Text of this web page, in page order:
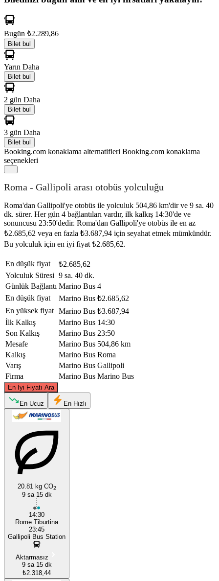
Bugün ₺2.289,86
Bilet bul
Yarın Daha
Bilet bul
2 gün Daha
Bilet bul
3 gün Daha
Bilet bul
Booking.com konaklama alternatifleri Booking.com konaklama
seçenekleri
Roma - Gallipoli arası otobüs yolculuğu
Roma'dan Gallipoli'ye otobüs ile yolculuk 504,86 km'dir ve 9 sa. 40
dk. sürer. Her gün 4 bağlantıları vardır, ilk kalkış 14:30'de ve
sonuncusu 23:50'dedir. Roma'dan Gallipoli'ye otobüs ile en az
₺2.685,62 veya en fazla ₺3.687,94 için seyahat etmek mümkündür.
Bu yolculuk için en iyi fiyat ₺2.685,62.
En düşük fiyat
₺2.685,62
Yolculuk Süresi 9 sa. 40 dk.
Günlük Bağlantı Marino Bus 4
En düşük fiyat
Marino Bus ₺2.685,62
En yüksek fiyat Marino Bus ₺3.687,94
İlk Kalkış
Marino Bus 14:30
Son Kalkış
Marino Bus 23:50
Mesafe
Marino Bus 504,86 km
Kalkış
Marino Bus Roma
Varış
Marino Bus Gallipoli
Firma
Marino Bus Marino Bus
En İyi Fiyatı Ara
Rome
©CARTO, ©
En Ucuz En Hızlı
20.81 kg CO2
9 sa 15 dk
14:30
Rome Tiburtina
23:45
Gallipoli Bus Station
Aktarmasız
9 sa 15 dk
₺2.318,44